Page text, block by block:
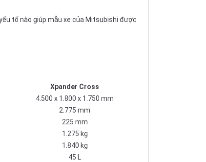
tố nào giúp mẫu xe của Mitsubishi được
Xpander Cross
4.500 x 1.800 x 1.750 mm
2.775 mm
225 mm
1.275 kg
1.840 kg
45 L